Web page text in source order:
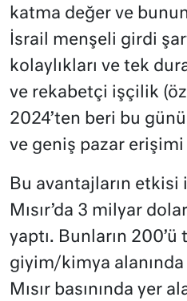
katma değer ve
İsrail menşeli girdi
kolaylıkları ve tek
ve rekabetçi işçilik
2024’ten beri bu
ve geniş pazar erişimi
Bu avantajların etkisi
Mısır’da 3 milyar
yaptı. Bunların 200’ü
giyim/kimya
Mısır basınında yer